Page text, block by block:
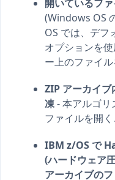
開いているフ
(Windows OS
OS では、デフ
オプションを
ー上のファイル
ZIP アーカイ
凍- 本アルゴリ
ファイルを開く
IBM z/OS で
(ハードウェア
アーカイブの